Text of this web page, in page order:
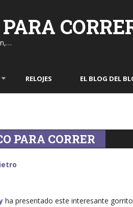
RELOJES EL BLOG DEL
PARA CORRER
ha presentado este interesante